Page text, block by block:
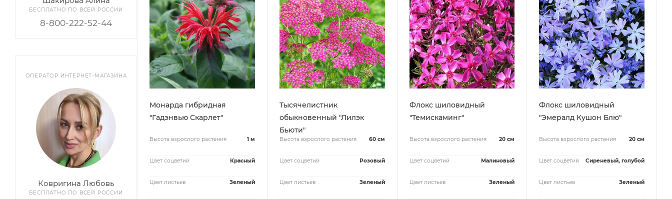
Монарда гибридная
"Гадэнвью Скарлет"
Высота взрослого растения 1 м
Цвет соцветий Красный
Цвет листьев Зеленый
Тысячелистник
обыкновенный "Лилэк
Бьюти"
Высота взрослого растения 60 см
Цвет соцветий Розовый
Цвет листьев Зеленый
Флокс шиловидный
"Темискаминг"
Высота взрослого растения 20 см
Цвет соцветий Малиновый
Цвет листьев Зеленый
Флокс шиловидный
"Эмералд Кушон Блю"
Высота взрослого растения 20 см
Цвет соцветий Сиреневый, голубой
Цвет листьев Зеленый
БЕСПЛАТНО ПО ВСЕЙ РОССИИ
8-800-222-52-44
ОПЕРАТОР ИНТЕРНЕТ-МАГАЗИНА
Ковригина Любовь
БЕСПЛАТНО ПО ВСЕЙ РОССИИ